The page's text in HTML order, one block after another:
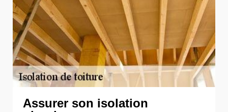
Assurer son isolation